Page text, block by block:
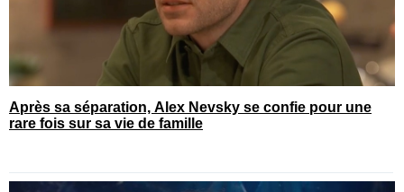
Après sa séparation, Alex Nevsky se confie pour une
rare fois sur sa vie de famille